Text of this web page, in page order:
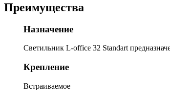
Преимущества
Назначение
Светильник L-office 32 Standart
Крепление
Встраиваемое